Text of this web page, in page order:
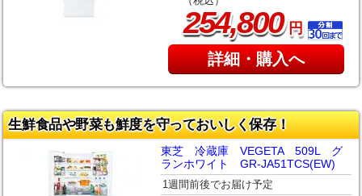
254,800円
詳細・購入へ
生鮮食品や野菜も鮮度を守っておいしく保存！
東芝 冷蔵庫 VEGETA 509L グ
ランホワイト GR-JA51TCS(EW)
1週間前後でお届け予定